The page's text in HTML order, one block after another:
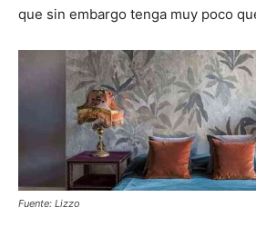
que sin embargo tenga muy poco
Fuente: Lizzo